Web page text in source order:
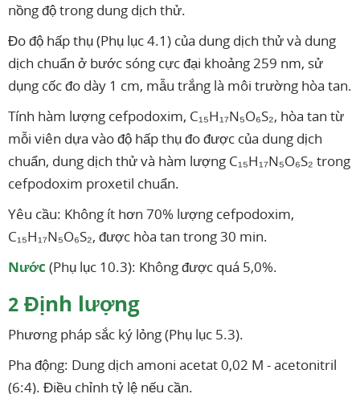
nồng độ trong dung dịch thử.
Đo độ hấp thụ (Phụ lục 4.1) của dung dịch thử và dung
dịch chuẩn ở bước sóng cực đại khoảng 259 nm, sử
dụng cốc đo dày 1 cm, mẫu trắng là môi trường hòa tan.
Tính hàm lượng cefpodoxim, C₁₅H₁₇N₅O₆S₂, hòa tan từ
mỗi viên dựa vào độ hấp thụ đo được của dung dịch
chuẩn, dung dịch thử và hàm lượng C₁₅H₁₇N₅O₆S₂ trong
cefpodoxim proxetil chuẩn.
Yêu cầu: Không ít hơn 70% lượng cefpodoxim,
C₁₅H₁₇N₅O₆S₂, được hòa tan trong 30 min.
Nước (Phụ lục 10.3): Không được quá 5,0%.
2 Định lượng
Phương pháp sắc ký lỏng (Phụ lục 5.3).
Pha động: Dung dịch amoni acetat 0,02 M - acetonitril
(6:4). Điều chỉnh tỷ lệ nếu cần.